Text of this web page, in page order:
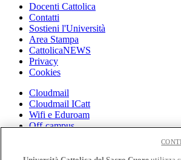
Docenti Cattolica
Contatti
Sostieni l'Università
Area Stampa
CattolicaNEWS
Privacy
Cookies
Cloudmail
Cloudmail ICatt
Wifi e Eduroam
Off-campus
Biblioteca